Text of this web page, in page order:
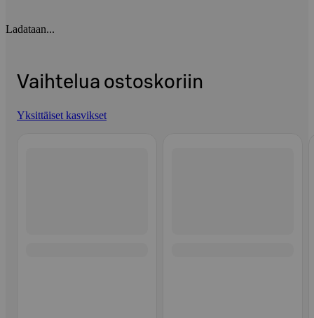
Ladataan...
Vaihtelua ostoskoriin
Yksittäiset kasvikset